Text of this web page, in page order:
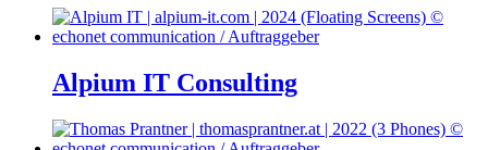
Alpium IT Consulting